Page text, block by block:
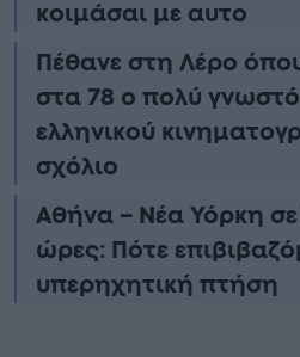
κοιμάσαι με αυτο
Πέθανε στη Λέρο
στα 78 ο πολύ
ελληνικού
σχόλιο
Αθήνα – Νέα Υόρκη
ώρες: Πότε
υπερηχητική πτήση